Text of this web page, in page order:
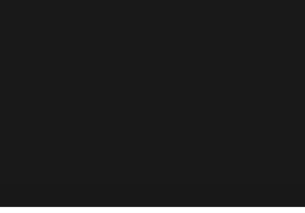
geöffnet
geöffnet